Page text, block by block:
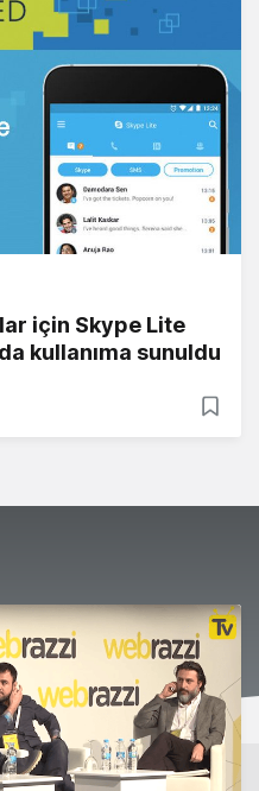
için Skype Lite
kullanıma sunuldu